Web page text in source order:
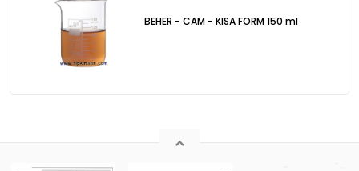
BEHER - CAM - KISA FORM 150 ml